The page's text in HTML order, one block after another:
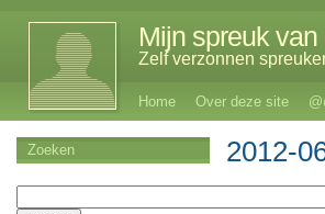
Mijn spreuk van
Zelf verzonnen
Home Over deze site
2012-
Zoeken